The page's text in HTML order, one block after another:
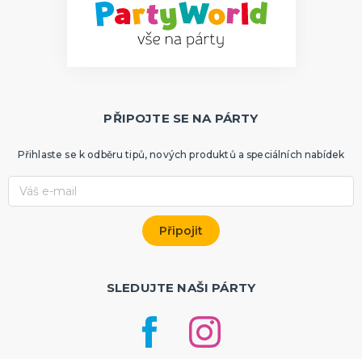
PŘIPOJTE SE NA PÁRTY
Přihlaste se k odběru tipů, nových produktů a speciálních nabídek
SLEDUJTE NAŠI PÁRTY